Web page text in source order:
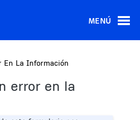
MENÚ
En La Información
error en la